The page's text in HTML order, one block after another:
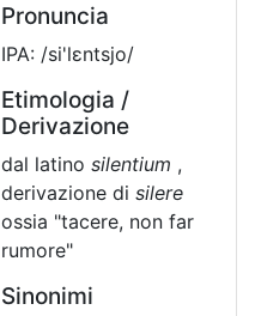
Pronuncia
IPA: /si'lɛntsjo/
Etimologia /
Derivazione
dal latino silentium ,
derivazione di silere
ossia "tacere, non far
rumore"
Sinonimi